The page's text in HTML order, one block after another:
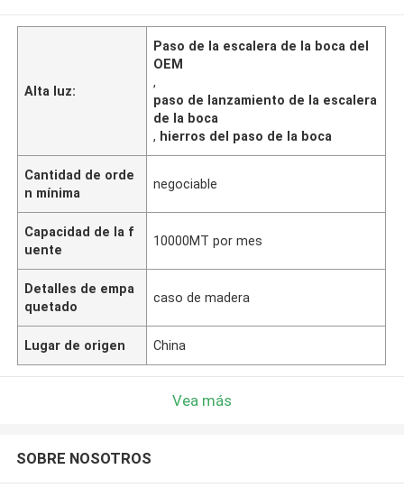
Alta luz:
Paso de la escalera de la boca del
OEM
,
paso de lanzamiento de la escalera
de la boca
, hierros del paso de la boca
Cantidad de orde
n mínima
negociable
Capacidad de la f
uente
10000MT por mes
Detalles de empa
quetado
caso de madera
Lugar de origen China
Vea más
SOBRE NOSOTROS